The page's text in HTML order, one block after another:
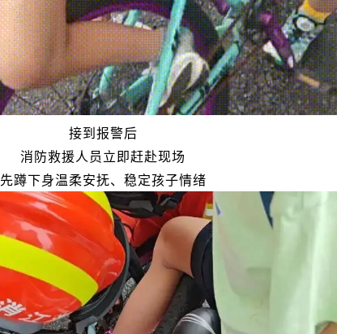
接到报警后
消防救援人员立即赶赴现场
先蹲下身温柔安抚、稳定孩子情绪